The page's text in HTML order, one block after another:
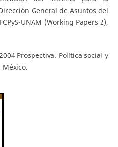
General de Asuntos del
UNAM (Working Papers 2),
Prospectiva. Política social y
México.